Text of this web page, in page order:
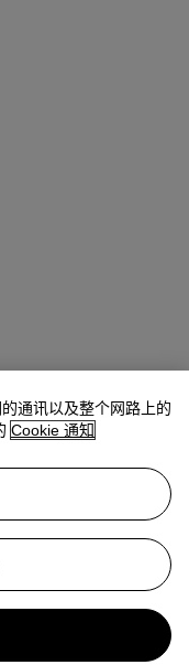
通讯以及整个网路上的
Cookie 通知